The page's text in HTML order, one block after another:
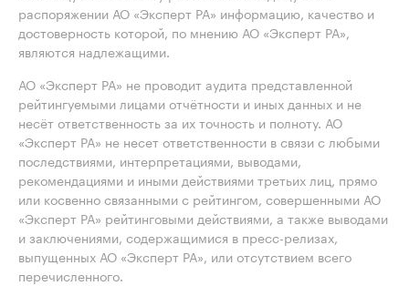
распоряжении АО «Эксперт РА» информацию, качество и
достоверность которой, по мнению АО «Эксперт РА»,
являются надлежащими.
АО «Эксперт РА» не проводит аудита представленной
рейтингуемыми лицами отчётности и иных данных и не
несёт ответственность за их точность и полноту. АО
«Эксперт РА» не несет ответственности в связи с любыми
последствиями, интерпретациями, выводами,
рекомендациями и иными действиями третьих лиц, прямо
или косвенно связанными с рейтингом, совершенными АО
«Эксперт РА» рейтинговыми действиями, а также выводами
и заключениями, содержащимися в пресс-релизах,
выпущенных АО «Эксперт РА», или отсутствием всего
перечисленного.